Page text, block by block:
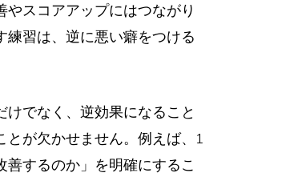
スコアアップにはつながり
練習は、逆に悪い癖をつける
でなく、逆効果になること
とが欠かせません。例えば、1
するのか」を明確にするこ